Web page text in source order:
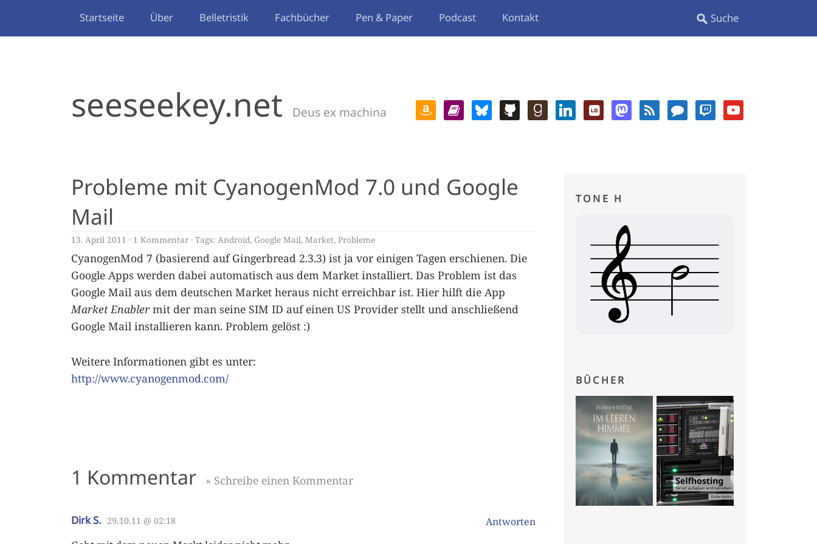
Startseite Über Belletristik Fachbücher Pen & Paper Podcast Kontakt
seeseekey.net Deus ex machina
Probleme mit CyanogenMod 7.0 und Google
Mail
13. April 2011 1 Kommentar Tags: Android, Google Mail, Market, Probleme
CyanogenMod 7 (basierend auf Gingerbread 2.3.3) ist ja vor einigen Tagen erschienen. Die
Google Apps werden dabei automatisch aus dem Market installiert. Das Problem ist das
Google Mail aus dem deutschen Market heraus nicht erreichbar ist. Hier hilft die App
Market Enablermit der man seine SIM ID auf einen US Provider stellt und anschließend
Google Mail installieren kann. Problem gelöst :)
Weitere Informationen gibt es unter:
http://www.cyanogenmod.com/
1 Kommentar » Schreibe einen Kommentar
Dirk S. Antworten
29.10.11 @ 02:18
TONE H
BÜCHER